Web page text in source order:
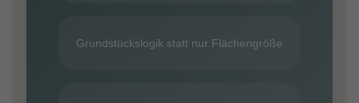
Grundstückslogik statt nur Flächengröße